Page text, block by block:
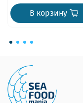
В корзину